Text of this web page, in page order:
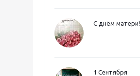
С днём матери!
1 Сентября